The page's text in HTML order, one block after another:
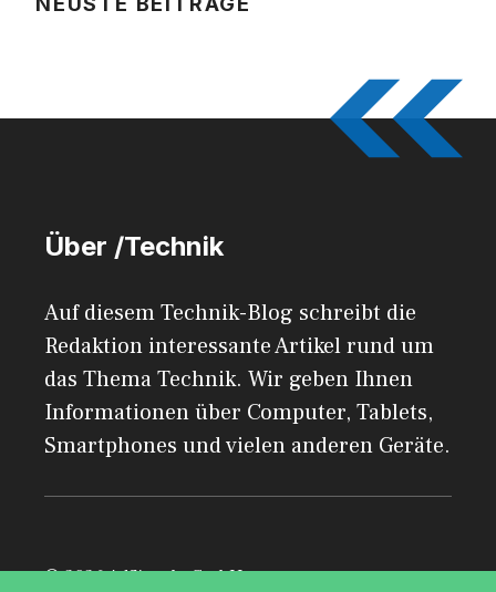
Über /Technik
Auf diesem Technik-Blog schreibt die
Redaktion interessante Artikel rund um
das Thema Technik. Wir geben Ihnen
Informationen über Computer, Tablets,
Smartphones und vielen anderen Geräte.
© 2026 AdSimple GmbH